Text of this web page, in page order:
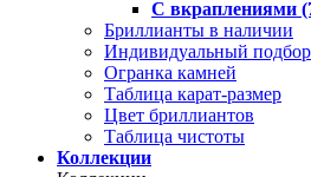
С вкраплениями
Бриллианты в наличии
Индивидуальный подбор
Огранка камней
Таблица карат-размер
Цвет бриллиантов
Таблица чистоты
Коллекции